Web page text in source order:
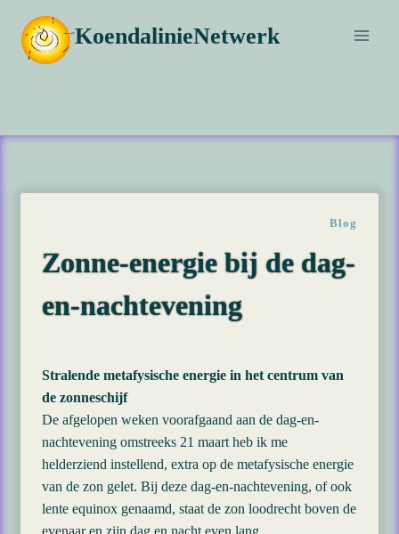
naar
inhoud
KoendalinieNetwerk
Blog
Zonne-energie bij de dag-
en-nachtevening
Stralende metafysische energie in het centrum van
de zonneschijf
De afgelopen weken voorafgaand aan de dag-en-
nachtevening omstreeks 21 maart heb ik me
helderziend instellend, extra op de metafysische energie
van de zon gelet. Bij deze dag-en-nachtevening, of ook
lente equinox genaamd, staat de zon loodrecht boven de
evenaar en zijn dag en nacht even lang.